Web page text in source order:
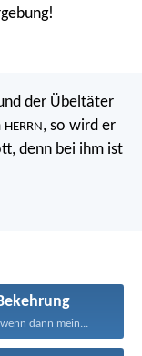
der Übeltäter
HERRN, so wird er
denn bei ihm ist
dann mein...